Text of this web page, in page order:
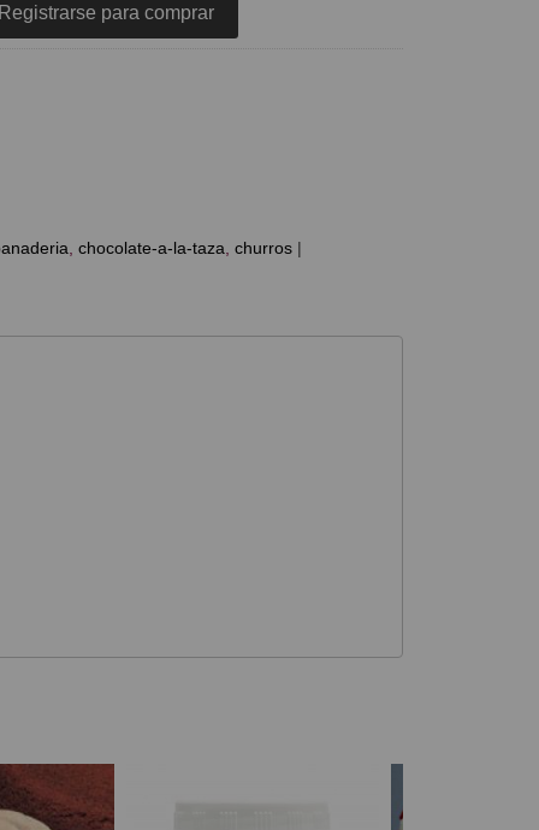
Registrarse para comprar
chocolate-a-la-taza churros |